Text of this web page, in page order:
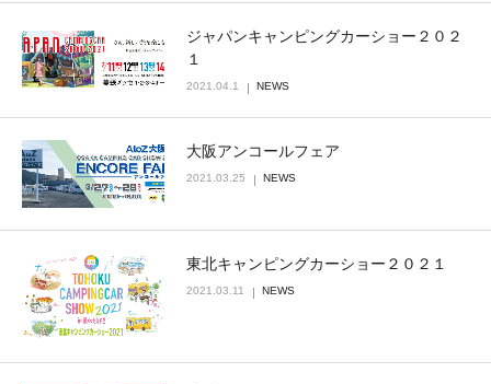
ジャパンキャンピングカーショー２０２
１
2021.04.1 NEWS
大阪アンコールフェア
2021.03.25 NEWS
東北キャンピングカーショー２０２１
2021.03.11 NEWS